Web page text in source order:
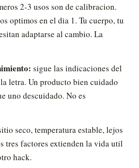
2-3 usos son de calibracion.
optimos en el dia 1. Tu cuerpo, tu
adaptarse al cambio. La
sigue las indicaciones del
letra. Un producto bien cuidado
uno descuidado. No es
seco, temperatura estable, lejos
tres factores extienden la vida util
hack.